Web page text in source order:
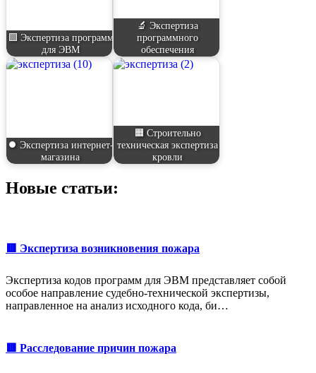
🟩 Экспертиза программ
для ЭВМ
🔬 Экспертиза
программного
обеспечения
⏺️ Экспертиза интернет-
магазина
🟧 Строительно
техническая экспертиза
кровли
Новые статьи:
🟥 Экспертиза возникновения пожара
Экспертиза кодов программ для ЭВМ представляет собой
особое направление судебно-технической экспертизы,
направленное на анализ исходного кода, би…
🟥 Расследование причин пожара